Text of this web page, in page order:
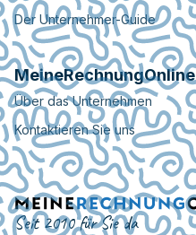
Der Unternehmer-Guide
MeineRechnungOnline
Über das Unternehmen
Kontaktieren Sie uns
Seit 2010 für Sie da